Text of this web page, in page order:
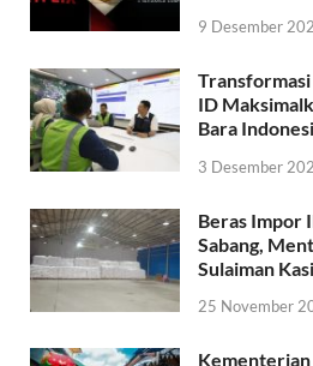
9 Desember
ID
Bara
3 Desember
Beras Impor
Sabang,
Sulaiman
25 November